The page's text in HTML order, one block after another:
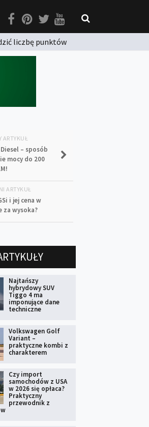
liczbę punktów
ARTYKUŁ
– sposób
mocy do 200
ARTYKUŁ
i jej cena w
za wysoka?
Najtańszy
hybrydowy SUV
Tiggo 4 ma
imponujące dane
techniczne
Volkswagen Golf
Variant –
praktyczne kombi z
charakterem
Czy import
samochodów z USA
w 2026 się opłaca?
Praktyczny
przewodnik z